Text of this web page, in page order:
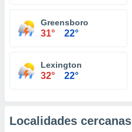
Greensboro
31° 22°
Lexington
32° 22°
Localidades cercanas